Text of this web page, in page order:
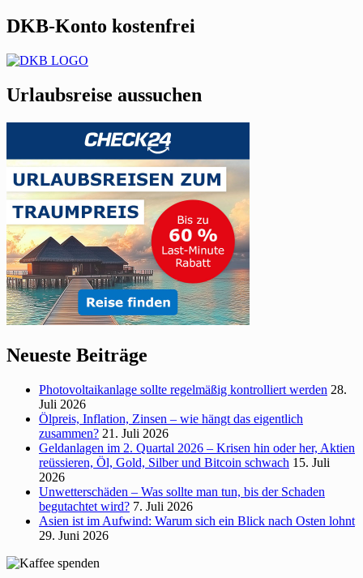
DKB-Konto kostenfrei
Urlaubsreise aussuchen
Neueste Beiträge
Photovoltaikanlage sollte regelmäßig kontrolliert werden 28.
Juli 2026
Ölpreis, Inflation, Zinsen – wie hängt das eigentlich
zusammen? 21. Juli 2026
Geldanlagen im 2. Quartal 2026 – Krisen hin oder her, Aktien
reüssieren, Öl, Gold, Silber und Bitcoin schwach 15. Juli
2026
Unwetterschäden – Was sollte man tun, bis der Schaden
begutachtet wird? 7. Juli 2026
Asien ist im Aufwind: Warum sich ein Blick nach Osten lohnt
29. Juni 2026